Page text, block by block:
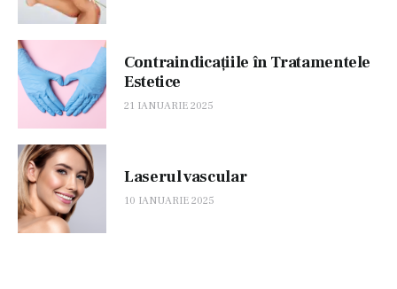
Contraindicațiile în Tratamentele
Estetice
21 IANUARIE 2025
Laserul vascular
10 IANUARIE 2025